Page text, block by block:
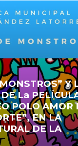
Y
La
POLO AMOR
EN LA
DE LA